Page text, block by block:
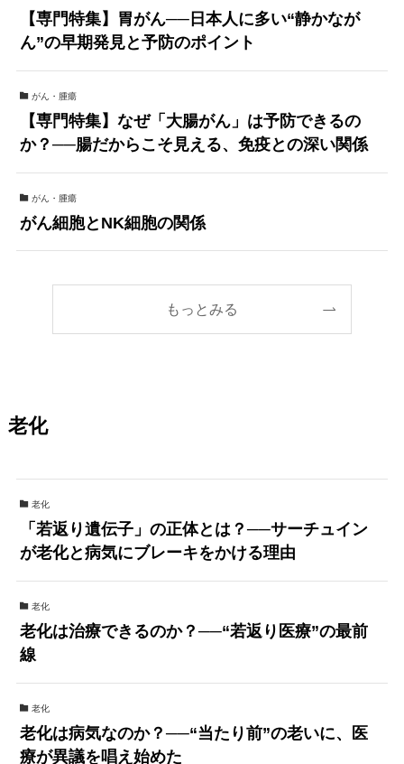
【専門特集】胃がん──日本人に多い“静かなが
ん”の早期発見と予防のポイント
がん・腫瘍
【専門特集】なぜ「大腸がん」は予防できるの
か？──腸だからこそ見える、免疫との深い関係
がん・腫瘍
がん細胞とNK細胞の関係
もっとみる
老化
老化
「若返り遺伝子」の正体とは？──サーチュイン
が老化と病気にブレーキをかける理由
老化
老化は治療できるのか？──“若返り医療”の最前
線
老化
老化は病気なのか？──“当たり前”の老いに、医
療が異議を唱え始めた